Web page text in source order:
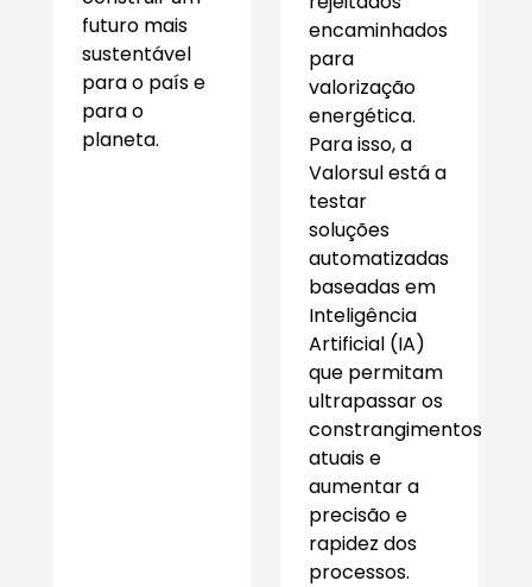
futuro mais
sustentável
para o país e
para o
planeta.
encaminhados
para
valorização
energética.
Para isso, a
Valorsul está a
testar
soluções
automatizadas
baseadas em
Inteligência
Artificial (IA)
que permitam
ultrapassar os
constrangimentos
atuais e
aumentar a
precisão e
rapidez dos
processos.